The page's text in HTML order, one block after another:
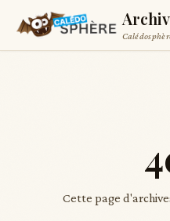
Cette page